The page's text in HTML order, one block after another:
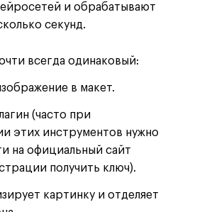
и обрабатывают
секунд.
всегда одинаковый:
в макет.
(часто при
этих инструментов нужно
на официальный сайт
получить ключ).
картинку и отделяет